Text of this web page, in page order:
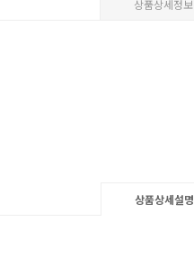
상품상세정보
상품상세설명